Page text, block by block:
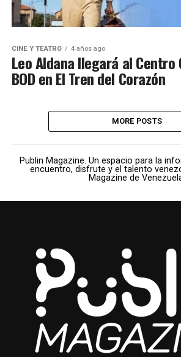
CINE Y TEATRO 4 años ago
Leo Aldana llegará al Centro
BOD en El Tren del Corazón
MORE POSTS
Publin Magazine. Un espacio para la
encuentro, disfrute y el talento
Magazine de